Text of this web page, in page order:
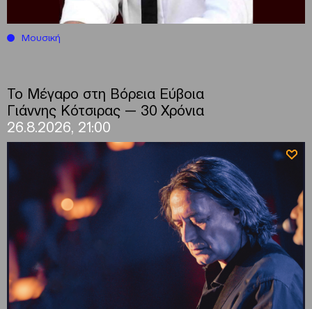
Μουσική
Το Μέγαρο στη Βόρεια Εύβοια
Γιάννης Κότσιρας — 30 Χρόνια
26.8.2026, 21:00